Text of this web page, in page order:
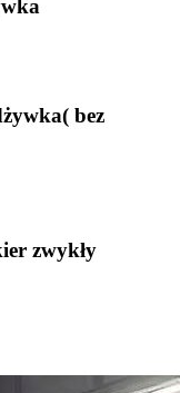
bez
zwykły